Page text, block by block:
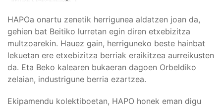
HAPOa onartu zenetik herrigunea aldatzen joan da,
gehien bat Beitiko lurretan egin diren etxebizitza
multzoarekin. Hauez gain, herriguneko beste hainbat
lekuetan ere etxebizitza berriak eraikitzea aurreikusten
da. Eta Beko kalearen bukaeran dagoen Orbeldiko
zelaian, industrigune berria ezartzea.
Ekipamendu kolektiboetan, HAPO honek eman digu